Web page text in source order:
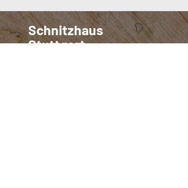
Schnitzhaus
Stuttgart